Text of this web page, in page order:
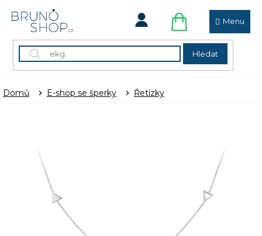
Hledat
NÁKUPNÍ
KOŠÍK
Domů E-shop se šperky Řetízky